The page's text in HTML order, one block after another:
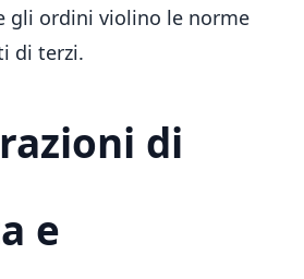
gli ordini violino le norme
di terzi.
di
e